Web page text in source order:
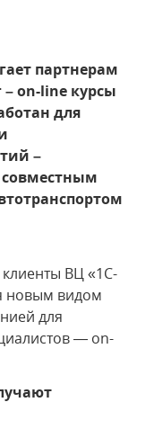
партнерам
on-line курсы
для
–
совместным
ВЦ «1С-
новым видом
для
— on-